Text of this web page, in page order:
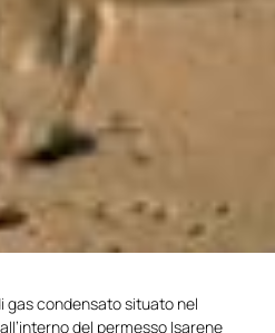
gas condensato situato nel
del permesso Isarene